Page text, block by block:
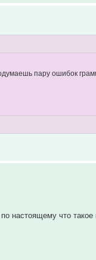
пару ошибок
настоящему что такое